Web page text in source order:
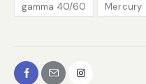
gamma 40/60 Mercury